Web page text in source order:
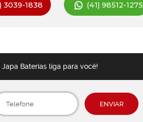
3039-1838 (41) 98512-1275
Japa Baterias liga para você!
ENVIAR